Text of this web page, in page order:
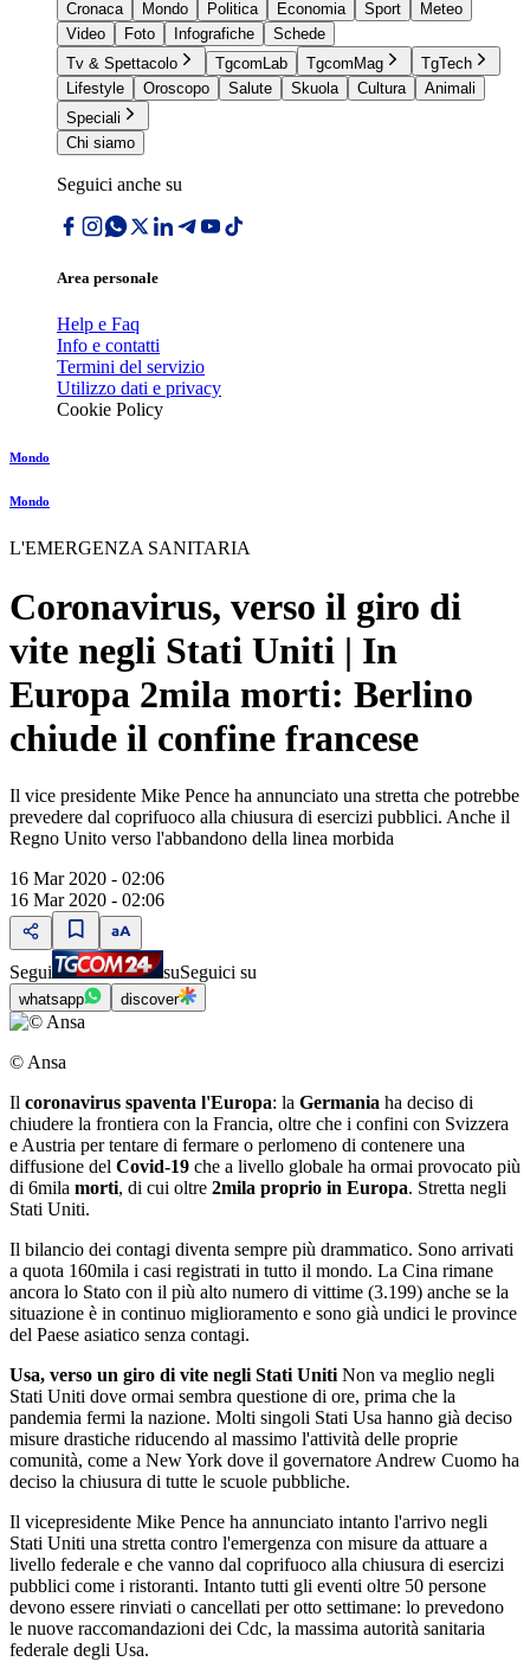
Cronaca
Mondo Politica Economia Sport
Meteo
Video
Foto Infografiche
Schede
Tv & Spettacolo
TgcomLab TgcomMag
TgTech
Lifestyle
Oroscopo Salute Skuola Cultura
Animali
Speciali
Chi siamo
Seguici anche su
Area personale
Help e Faq
Info e contatti
Termini del servizio
Utilizzo dati e privacy
Cookie Policy
Mondo
Mondo
L'EMERGENZA SANITARIA
Coronavirus, verso il giro di
vite negli Stati Uniti | In
Europa 2mila morti: Berlino
chiude il confine francese
Il vice presidente Mike Pence ha annunciato una stretta che potrebbe
prevedere dal coprifuoco alla chiusura di esercizi pubblici. Anche il
Regno Unito verso l'abbandono della linea morbida
16 Mar 2020 - 02:06
16 Mar 2020 - 02:06
Segui suSeguici su
whatsapp discover
© Ansa
Il coronavirus spaventa l'Europa: la Germania ha deciso di
chiudere la frontiera con la Francia, oltre che i confini con Svizzera
e Austria per tentare di fermare o perlomeno di contenere una
diffusione del Covid-19 che a livello globale ha ormai provocato più
di 6mila morti, di cui oltre 2mila proprio in Europa. Stretta negli
Stati Uniti.
Il bilancio dei contagi diventa sempre più drammatico. Sono arrivati
a quota 160mila i casi registrati in tutto il mondo. La Cina rimane
ancora lo Stato con il più alto numero di vittime (3.199) anche se la
situazione è in continuo miglioramento e sono già undici le province
del Paese asiatico senza contagi.
Usa, verso un giro di vite negli Stati Uniti Non va meglio negli
Stati Uniti dove ormai sembra questione di ore, prima che la
pandemia fermi la nazione. Molti singoli Stati Usa hanno già deciso
misure drastiche riducendo al massimo l'attività delle proprie
comunità, come a New York dove il governatore Andrew Cuomo ha
deciso la chiusura di tutte le scuole pubbliche.
Il vicepresidente Mike Pence ha annunciato intanto l'arrivo negli
Stati Uniti una stretta contro l'emergenza con misure da attuare a
livello federale e che vanno dal coprifuoco alla chiusura di esercizi
pubblici come i ristoranti. Intanto tutti gli eventi oltre 50 persone
devono essere rinviati o cancellati per otto settimane: lo prevedono
le nuove raccomandazioni dei Cdc, la massima autorità sanitaria
federale degli Usa.